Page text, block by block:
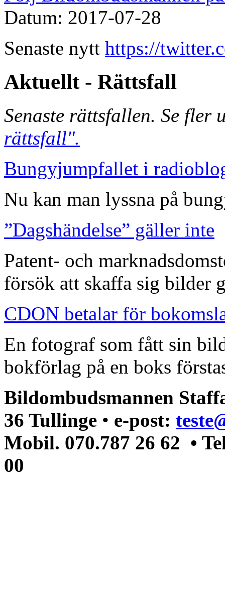
Datum: 2017-07-28
Senaste nytt https://
Aktuellt - Rättsfall
Senaste rättsfallen. Se
rättsfall".
Bungyjumpfallet i
Nu kan man lyssna på
”Dagshändelse” gäller inte
Patent- och
försök att skaffa sig bilder
CDON betalar för
En fotograf som fått sin
bokförlag på en boks
Bildombudsmannen
36 Tullinge • e-post:
Mobil. 070.787 26 62 •
00